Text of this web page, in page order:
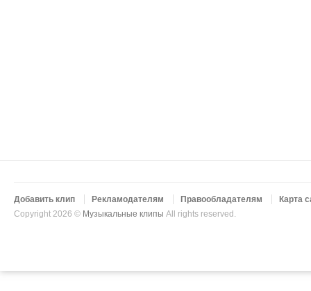
Добавить клип Рекламодателям Правообладателям
Карта
Copyright 2026 © Музыкальные клипы All rights reserved.